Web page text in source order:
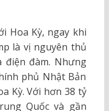
Hoa Kỳ, ngay khi
là vị nguyên thủ
điện đàm. Nhưng
phủ Nhật Bản
Kỳ. Với hơn 38 tỷ
Quốc và gần